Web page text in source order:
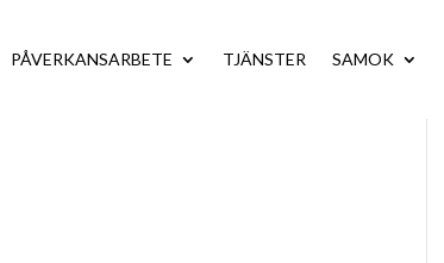
PÅVERKANSARBETE TJÄNSTER SAMOK